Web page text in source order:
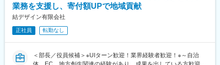
■具体的な業務内容：
◇自治体様との面談や連携、調整
◇既存事業者様との調整や協力
◇返礼品の企画立案および提案
◇新規返礼品提供事業者の開拓
◇マーケティング戦略の立案と実行
◇各拠点のメンバーの指導および教育
業務を支援し、寄付額UPで地域貢献
結デザイン有限会社
正社員 転勤なし
＜部長／役員候補＞※UIターン歓迎！業界経験者歓迎！※～自治